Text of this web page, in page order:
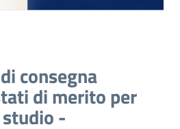
consegna
di merito per
-